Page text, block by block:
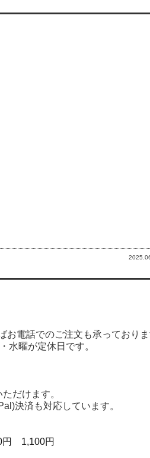
電話でのご注文も承っており
水曜が定休日です。
だけます。
決済も対応しています。
1,100円